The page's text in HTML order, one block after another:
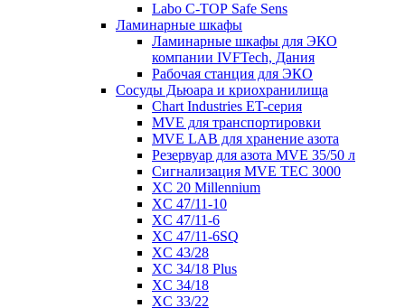
Labo С-ТОР Safe Sens
Ламинарные шкафы
Ламинарные шкафы для ЭКО
компании IVFTech, Дания
Рабочая станция для ЭКО
Сосуды Дьюара и криохранилища
Chart Industries ET-серия
MVE для транспортировки
MVE LAB для хранение азота
Резервуар для азота MVE 35/50 л
Сигнализация MVE TEC 3000
XC 20 Millennium
XC 47/11-10
XC 47/11-6
XC 47/11-6SQ
XC 43/28
XC 34/18 Plus
XC 34/18
XC 33/22